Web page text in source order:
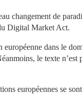
changement de
Digital Market Act.
dans le
le texte n’est
européennes se